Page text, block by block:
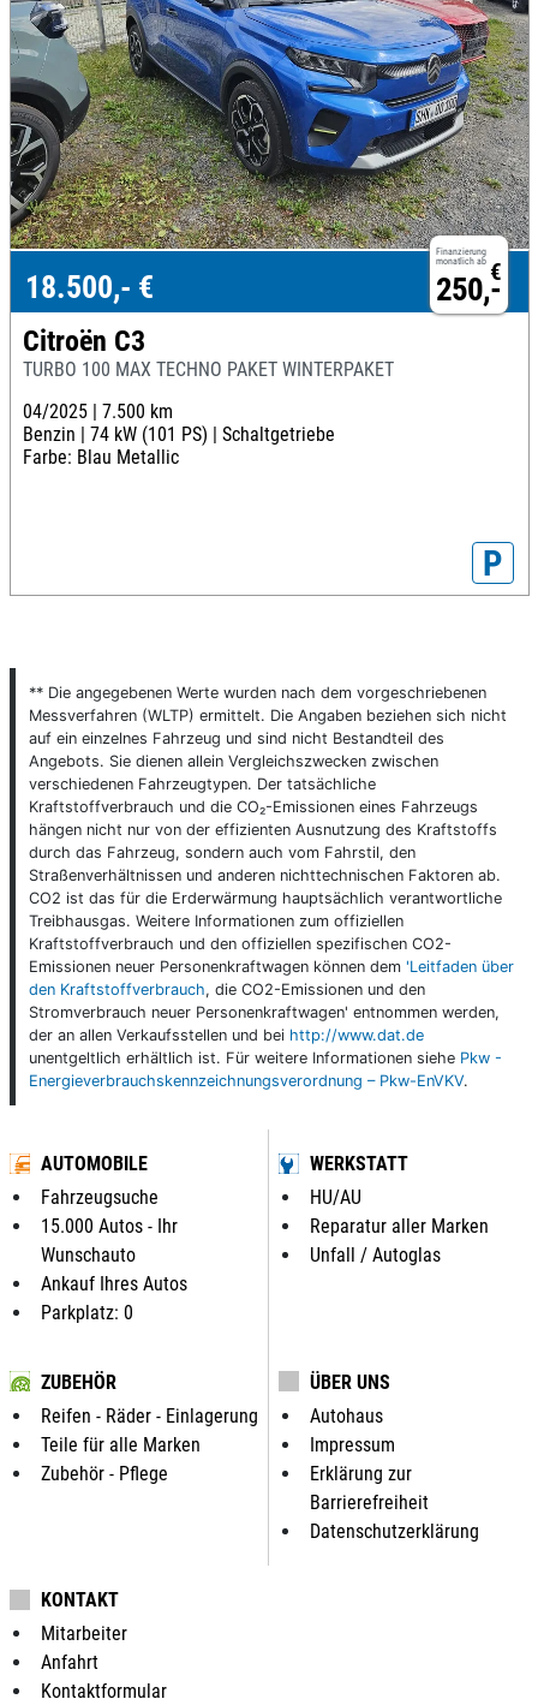
Finanzierung
monatlich ab €
250,-
18.500,- €
Citroën C3
TURBO 100 MAX TECHNO PAKET WINTERPAKET
04/2025 | 7.500 km
Benzin | 74 kW (101 PS) | Schaltgetriebe
Farbe: Blau Metallic
P
** Die angegebenen Werte wurden nach dem vorgeschriebenen
Messverfahren (WLTP) ermittelt. Die Angaben beziehen sich nicht
auf ein einzelnes Fahrzeug und sind nicht Bestandteil des
Angebots. Sie dienen allein Vergleichszwecken zwischen
verschiedenen Fahrzeugtypen. Der tatsächliche
Kraftstoffverbrauch und die CO₂-Emissionen eines Fahrzeugs
hängen nicht nur von der effizienten Ausnutzung des Kraftstoffs
durch das Fahrzeug, sondern auch vom Fahrstil, den
Straßenverhältnissen und anderen nichttechnischen Faktoren ab.
CO2 ist das für die Erderwärmung hauptsächlich verantwortliche
Treibhausgas. Weitere Informationen zum offiziellen
Kraftstoffverbrauch und den offiziellen spezifischen CO2-
Emissionen neuer Personenkraftwagen können dem 'Leitfaden über
den Kraftstoffverbrauch, die CO2-Emissionen und den
Stromverbrauch neuer Personenkraftwagen' entnommen werden,
der an allen Verkaufsstellen und bei http://www.dat.de
unentgeltlich erhältlich ist. Für weitere Informationen siehe Pkw -
Energieverbrauchskennzeichnungsverordnung – Pkw-EnVKV.
AUTOMOBILE
Fahrzeugsuche
15.000 Autos - Ihr
Wunschauto
Ankauf Ihres Autos
Parkplatz: 0
WERKSTATT
HU/AU
Reparatur aller Marken
Unfall / Autoglas
ZUBEHÖR
Reifen - Räder - Einlagerung
Teile für alle Marken
Zubehör - Pflege
ÜBER UNS
Autohaus
Impressum
Erklärung zur
Barrierefreiheit
Datenschutzerklärung
KONTAKT
Mitarbeiter
Anfahrt
Kontaktformular